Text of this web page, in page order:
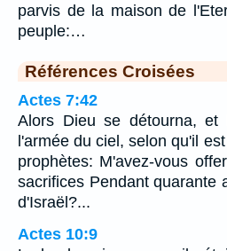
parvis de la maison de
peuple:…
Références Croisées
Actes 7:42
Alors Dieu se détourna,
l'armée du ciel, selon qu'il
prophètes: M'avez-vous
sacrifices Pendant quarante
d'Israël?...
Actes 10:9